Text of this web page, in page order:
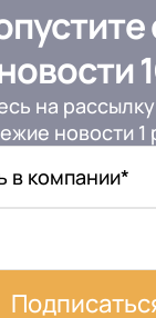
на
новости 1
в компании*